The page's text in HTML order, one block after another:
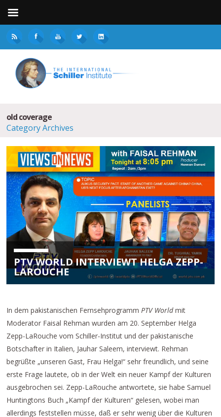
old coverage
Category Archives
PTV WORLD INTERVIEWT HELGA ZEPP-
LAROUCHE
In dem pakistanischen FernsehprogrammPTV Worldmit
Moderator Faisal Rehman wurden am 20. September Helga
Zepp-LaRouche vom Schiller-Institut und der pakistanische
Botschafter in Italien, Jauhar Saleem, interviewt. Rehman
begrüßte „unseren Gast, Frau Helga!“ sehr freundlich, und seine
erste Frage lautete, ob in der Welt ein neuer Kampf der Kulturen
ausgebrochen sei. Zepp-LaRouche antwortete, sie habe Samuel
Huntingtons Buch „Kampf der Kulturen“ gelesen, wobei man
allerdings feststellen müsse, daß er sehr wenig über die Kulturen